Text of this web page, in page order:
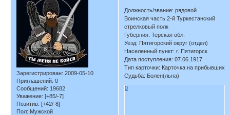
Зарегистрирован: 2009-05-10
Приглашений: 0
Сообщений: 19682
Уважение: [+85/-7]
Позитив: [+42/-8]
Пол: Мужской
Должность/звание: рядовой
Воинская часть 2-й Туркестанский
стрелковый полк
Губерния: Терская обл.
Уезд: Пятигорский округ (отдел)
Населенный пункт: г. Пятигорск
Дата поступления: 07.06.1917
Тип карточки: Карточка на прибывших
Судьба: Болен(льна)
0